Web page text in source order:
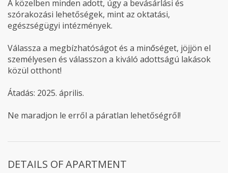
A közelben minden adott, úgy a bevásárlási és
szórakozási lehetőségek, mint az oktatási,
egészségügyi intézmények.
Válassza a megbízhatóságot és a minőséget, jöjjön el
személyesen és válasszon a kiváló adottságú lakások
közül otthont!
Átadás: 2025. április.
Ne maradjon le erről a páratlan lehetőségről!
DETAILS OF APARTMENT